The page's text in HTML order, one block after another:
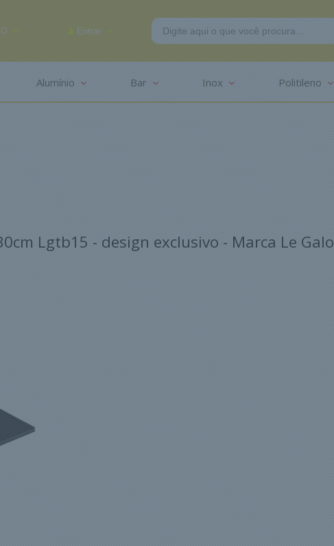
(85) 99291-2625
Entrar
Alumínio Bar Inox Politileno
Lgtb15 - design exclusivo - Marca Le Galo